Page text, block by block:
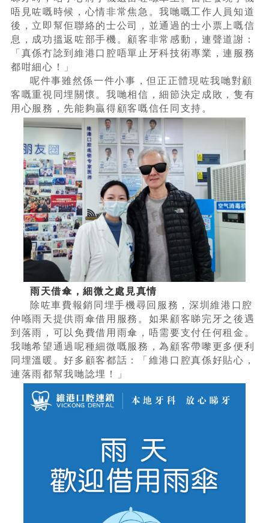
唔見咗嘅時候，心情非常焦急。我哋嘅工作人員知道
後，立即幫佢聯絡的士公司，並通過的士小票上嘅信
息，成功搵返咗部手機。顧客非常感動，連聲道謝：
「真係冇諗到維港口腔唔單止牙科技術專業，連服務
都咁細心！」
呢件事雖然係一件小事，但正正體現咗我哋對顧
客嘅重視同埋關懷。我哋相信，細節決定成敗，隻有
用心服務，先能夠贏得顧客嘅信任同支持。
雨天借傘，細微之處見真情
除咗車費報銷同埋手機尋回服務，深圳維港口腔
仲喺雨天提供雨傘借用服務。如果顧客睇完牙之後遇
到落雨，可以免費借用雨傘，唔需要支付任何租金。
我哋希望通過呢種細微嘅服務，為顧客帶嚟更多便利
同埋溫暖。好多顧客都話：「維港口腔真係好貼心，
連落雨都幫我哋諗埋！」